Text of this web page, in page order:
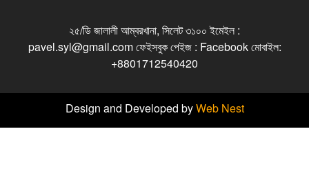
২৫/ডি জালালী আম্বরখানা, সিলেট ৩১০০ ইমেইল :
pavel.syl@gmail.com ফেইসবুক পেইজ : Facebook মোবাইল:
+8801712540420
Design and Developed byWeb Nest